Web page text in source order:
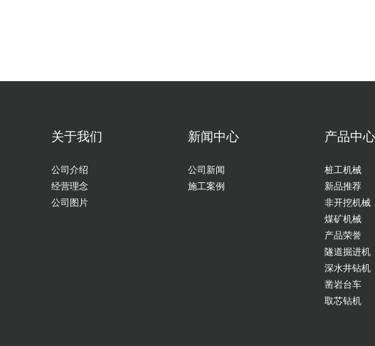
关于我们
公司介绍
经营理念
公司图片
新闻中心
公司新闻
施工案例
产品中心
桩工机械
新品推荐
非开挖机械
煤矿机械
产品荣誉
隧道掘进机
深水井钻机
凿岩台车
取芯钻机